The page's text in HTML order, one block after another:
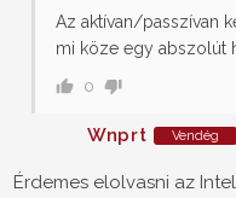
Az aktívan/passzívan
mi köze egy abszolút
0
Wnprt Vendég
Érdemes elolvasni az